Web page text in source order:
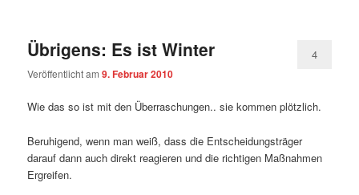
Übrigens: Es ist Winter
Veröffentlicht am9. Februar 2010
4
Wie das so ist mit den Überraschungen.. sie kommen plötzlich.
Beruhigend, wenn man weiß, dass die Entscheidungsträger
darauf dann auch direkt reagieren und die richtigen Maßnahmen
Ergreifen.